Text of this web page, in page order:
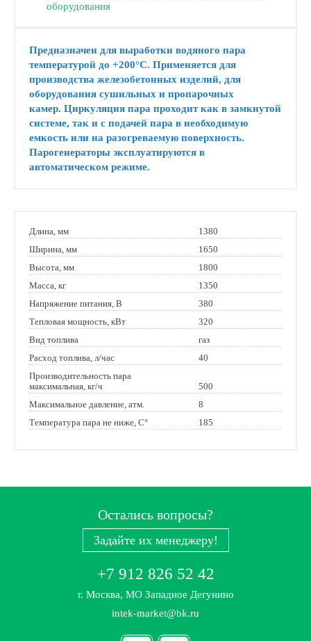
оборудования
Предназначен для выработки водяного пара
температурой до +200°С. Применяется для
производства железобетонных изделий, для
оборудования сушильных и пропарочных
камер. Циркуляция пара проходит как в замкнутой
системе, так и с подачей пара в необходимую
емкость или на разогреваемую поверхность.
Парогенераторы эксплуатируются в
автоматическом режиме.
Длина, мм
1380
Ширина, мм
1650
Высота, мм
1800
Масса, кг
1350
Напряжение питания, В
380
Тепловая мощность, кВт
320
Вид топлива
газ
Расход топлива, л/час
40
Производительность пара
максимальная, кг/ч
500
Максимальное давление, атм.
8
Температура пара не ниже, С°
185
Остались вопросы?
Задайте их менеджеру!
+7 912 826 52 42
г. Москва, МО Западное Дегунино
intek-market@bk.ru